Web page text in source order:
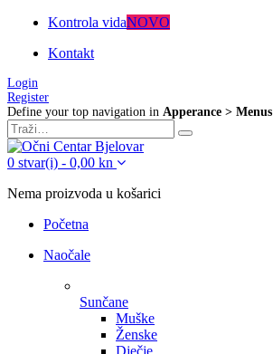
Kontrola vidaNOVO
Kontakt
Login
Register
Define your top navigation in Apperance > Menus
0 stvar(i) - 0,00 kn
Nema proizvoda u košarici
Početna
Naočale
Sunčane
Muške
Ženske
Dječje